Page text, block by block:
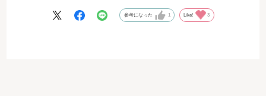
参考になった 1 Like! 3